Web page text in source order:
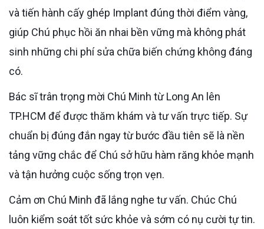
và tiến hành cấy ghép Implant đúng thời điểm vàng,
giúp Chú phục hồi ăn nhai bền vững mà không phát
sinh những chi phí sửa chữa biến chứng không đáng
có.
Bác sĩ trân trọng mời Chú Minh từ Long An lên
TP.HCM để được thăm khám và tư vấn trực tiếp. Sự
chuẩn bị đúng đắn ngay từ bước đầu tiên sẽ là nền
tảng vững chắc để Chú sở hữu hàm răng khỏe mạnh
và tận hưởng cuộc sống trọn vẹn.
Cảm ơn Chú Minh đã lắng nghe tư vấn. Chúc Chú
luôn kiểm soát tốt sức khỏe và sớm có nụ cười tự tin.